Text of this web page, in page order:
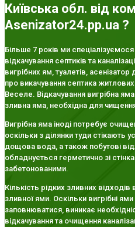
Київська обл. від
Asenizator24.pp.ua ?
Більше 7 років ми
відкачування септиків та
вигрібних ям, туалетів,
про викачування септика
Веселе. Відкачування вигрібна
зливна яма, необхідна для чищення
Вигрібна яма іноді потребує
оскільки з ділянки туди стікають
дощова вода, а також побутові
обладнується герметично зі
забетонованими.
Кількість рідких зливних
зливної ями. Оскільки вигрібні
заповнюватися, виникає
відкачування та очищення